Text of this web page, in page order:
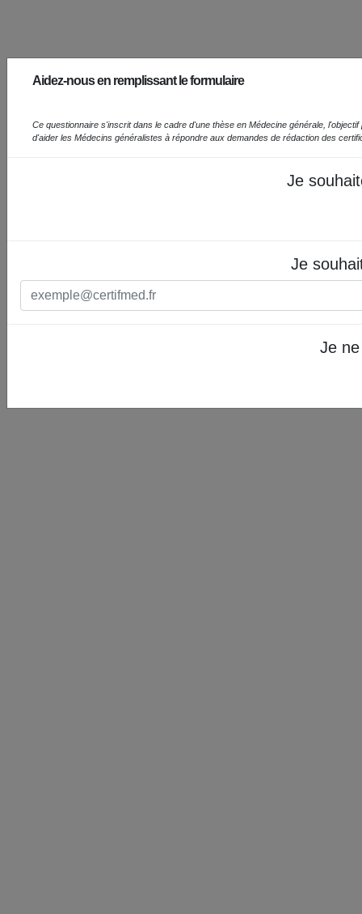
Aidez-nous en remplissant le formulaire
Ce questionnaire s'inscrit dans le cadre d'une thèse en Médecine générale,
d'aider les Médecins généralistes à répondre aux demandes de rédaction des
Je
Je
Je